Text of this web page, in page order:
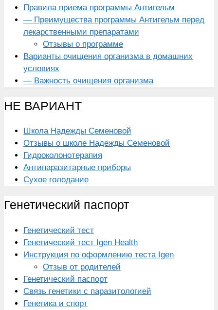
Правила приема программы Антигельм
— Преимущества программы Антигельм перед
лекарственными препаратами
Отзывы о программе
Варианты очищения организма в домашних
условиях
— Важность очищения организма
НЕ ВАРИАНТ
Школа Надежды Семеновой
Отзывы о школе Надежды Семеновой
Гидроколонотерапия
Антипаразитарные приборы
Сухое голодание
Генетический паспорт
Генетический тест
Генетический тест Igen Health
Инструкция по оформлению теста Igen
Отзыв от родителей
Генетический паспорт
Связь генетики с паразитологией
Генетика и спорт